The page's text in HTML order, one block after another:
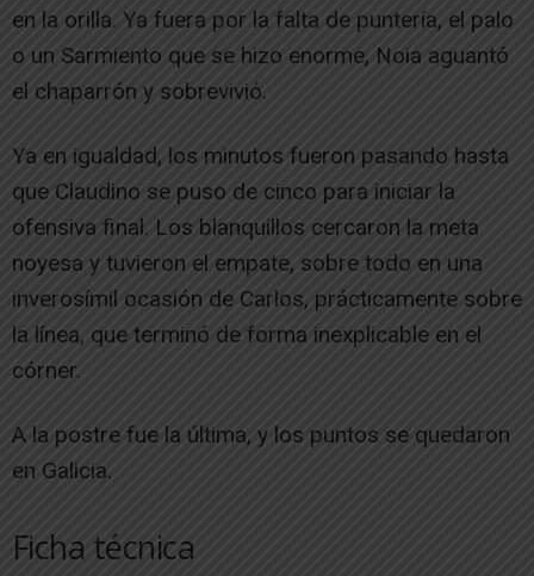
en la orilla. Ya fuera por la falta de puntería, el palo
o un Sarmiento que se hizo enorme, Noia aguantó
el chaparrón y sobrevivió.
Ya en igualdad, los minutos fueron pasando hasta
que Claudino se puso de cinco para iniciar la
ofensiva final. Los blanquillos cercaron la meta
noyesa y tuvieron el empate, sobre todo en una
inverosímil ocasión de Carlos, prácticamente sobre
la línea, que terminó de forma inexplicable en el
córner.
A la postre fue la última, y los puntos se quedaron
en Galicia.
Ficha técnica